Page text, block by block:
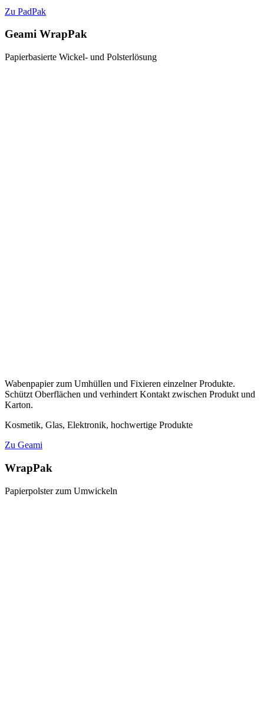
Zu PadPak
Geami WrapPak
Papierbasierte Wickel- und Polsterlösung
Wabenpapier zum Umhüllen und Fixieren einzelner Produkte.
Schützt Oberflächen und verhindert Kontakt zwischen Produkt und
Karton.
Kosmetik, Glas, Elektronik, hochwertige Produkte
Zu Geami
WrapPak
Papierpolster zum Umwickeln